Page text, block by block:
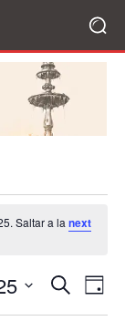
Saltar a la next
Búsqueda
Day